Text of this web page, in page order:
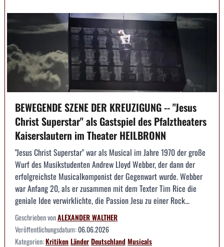
BEWEGENDE SZENE DER KREUZIGUNG -- "Jesus
Christ Superstar" als Gastspiel des Pfalztheaters
Kaiserslautern im Theater HEILBRONN
"Jesus Christ Superstar" war als Musical im Jahre 1970 der große
Wurf des Musikstudenten Andrew Lloyd Webber, der dann der
erfolgreichste Musicalkomponist der Gegenwart wurde. Webber
war Anfang 20, als er zusammen mit dem Texter Tim Rice die
geniale Idee verwirklichte, die Passion Jesu zu einer Rock...
Geschrieben vonALEXANDER WALTHER
Veröffentlichungsdatum:06.06.2026
Kategorien:KritikenLänderDeutschlandMusicals